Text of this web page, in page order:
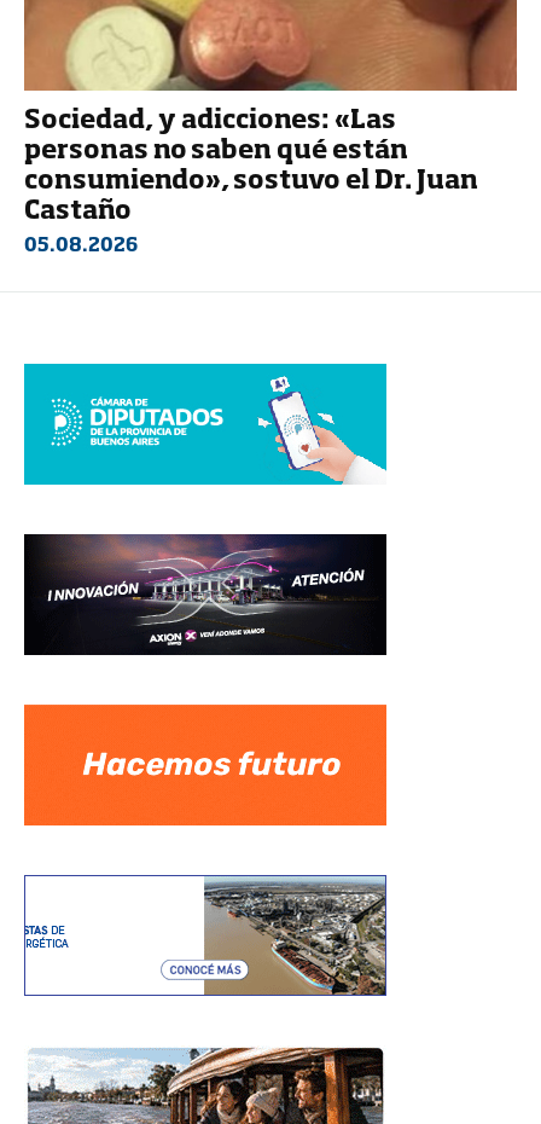
Sociedad, y adicciones: «Las
personas no saben qué están
consumiendo», sostuvo el Dr. Juan
Castaño
05.08.2026